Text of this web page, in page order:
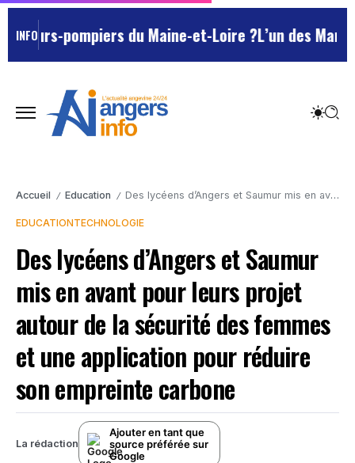
INFO
pompiers du Maine-et-Loire ?L’un des
Accueil / Education / Des lycéens d’Angers et Saumur mis en avant pour leurs projet autour de la sécurité des femmes et une application pour réduire son empreinte carbone
EDUCATIONTECHNOLOGIE
Des lycéens d’Angers et Saumur
mis en avant pour leurs projet
autour de la sécurité des femmes
et une application pour réduire
son empreinte carbone
La rédaction
Ajouter en tant que
source préférée sur
Google